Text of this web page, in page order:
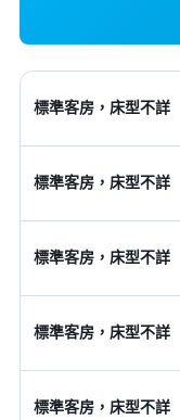
標準客房，床型不詳
標準客房，床型不詳
標準客房，床型不詳
標準客房，床型不詳
標準客房，床型不詳